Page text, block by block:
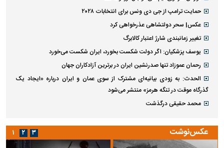
حمایت ترامپ از جی دی ونس برای انتخابات ۲۰۲۸
عکس| سحر دولتشاهی عذرخواهی کرد
تغییر زمانبندی‌ شارژ اعتبار کالابرگ
یوسف پزشکیان: اگر دولت شکست بخورد، ایران شکست می‌خورد
رحمان عموزاد تنها صدرنشین ایران در برترین آزادکاران جهان
الحدث: به زودی بیانیه‌ای مشترک از سوی عمان و ایران درباره «ایجاد یک
گذرگاه موقت در تنگه هرمز» منتشر می‌شود
محمد حقیقی درگذشت
عکس‌نوشت ۱ ۲ ۳